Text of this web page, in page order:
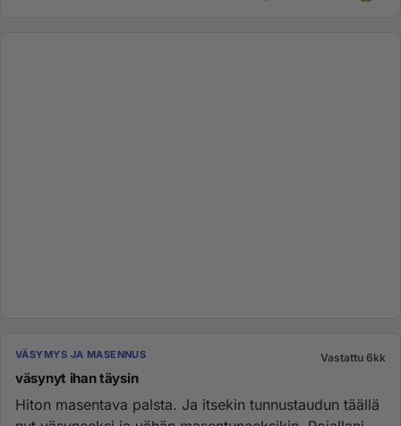
VÄSYMYS JA MASENNUS Vastattu 6kk
väsynyt ihan täysin
Hiton masentava palsta. Ja itsekin tunnustaudun täällä